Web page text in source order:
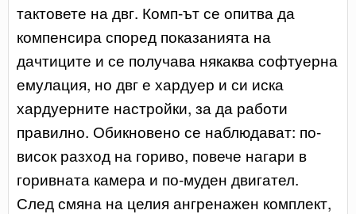
тактовете на двг. Комп-ът се опитва да
компенсира според показанията на
дачтиците и се получава някаква софтуерна
емулация, но двг е хардуер и си иска
хардуерните настройки, за да работи
правилно. Обикновено се наблюдават: по-
висок разход на гориво, повече нагари в
горивната камера и по-муден двигател.
След смяна на целия ангренажен комплект,